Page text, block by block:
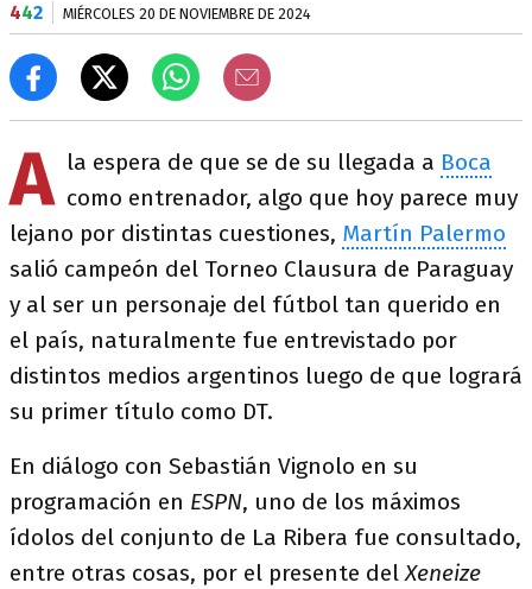
442 MIÉRCOLES 20 DE NOVIEMBRE DE 2024
A la espera de que se de su llegada a Boca
como entrenador, algo que hoy parece muy
lejano por distintas cuestiones, Martín Palermo
salió campeón del Torneo Clausura de Paraguay
y al ser un personaje del fútbol tan querido en
el país, naturalmente fue entrevistado por
distintos medios argentinos luego de que logrará
su primer título como DT.
En diálogo con Sebastián Vignolo en su
programación en ESPN, uno de los máximos
ídolos del conjunto de La Ribera fue consultado,
entre otras cosas, por el presente delXeneize